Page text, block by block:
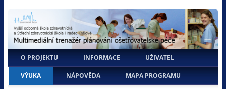
O PROJEKTU INFORMACE UŽIVATEL
VÝUKA NÁPOVĚDA MAPA PROGRAMU